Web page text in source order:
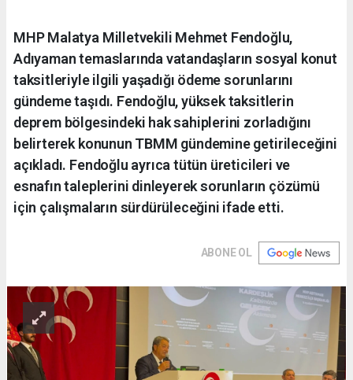
MHP Malatya Milletvekili Mehmet Fendoğlu,
Adıyaman temaslarında vatandaşların sosyal konut
taksitleriyle ilgili yaşadığı ödeme sorunlarını
gündeme taşıdı. Fendoğlu, yüksek taksitlerin
deprem bölgesindeki hak sahiplerini zorladığını
belirterek konunun TBMM gündemine getirileceğini
açıkladı. Fendoğlu ayrıca tütün üreticileri ve
esnafın taleplerini dinleyerek sorunların çözümü
için çalışmaların sürdürüleceğini ifade etti.
ABONE OL